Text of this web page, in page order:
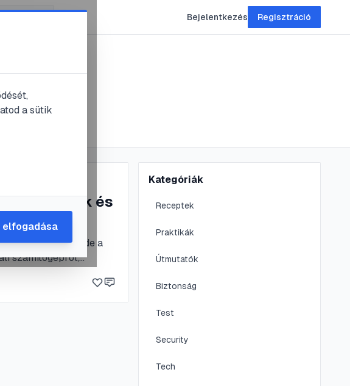
Bejelentkezés Regisztráció
kezdőknek és
alapköve, de a
számítógépről,
a leggyakoribb és
zökkenőmentesen
Kategóriák
Receptek
Praktikák
Útmutatók
Biztonság
Test
Security
Tech
a sütik
elfogadása